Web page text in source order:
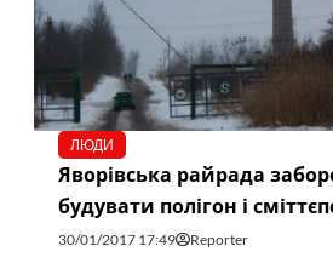
ЛЮДИ
Яворівська райрада
будувати полігон і
30/01/2017 17:49 Reporter